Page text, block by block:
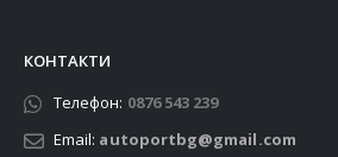
КОНТАКТИ
Телефон: 0876 543 239
Email: autoportbg@gmail.com